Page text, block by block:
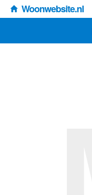
Woonwebsite.nl